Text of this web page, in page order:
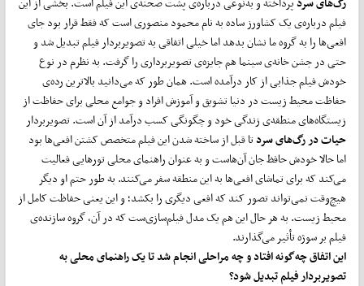
فیلم درباره‌ی یک کشاورز ساده به نام محمود منصوری است که فقط قرار بود جای
افعی‌ها را به گروه ما نشان بدهد اما خیلی اتفاقی به تصویربردار فیلم تبدیل شد و
حتی در جشن خانه‌ی سینما هم جایزه‌ی تصویربرداری را گرفت. به نظرم در نوع
خودش فیلم جذابی‌ از کار درآمده است. همان طور که می‌دانید بالاترین رده‌ی
حفاظت محیط زیست در دنیا تشویق و آموزش افراد و جوامع محلی برای حفاظت از
زیستگاه‌های منطقه‌ی زندگی خود و چگونگی کسب درآمد از آن است. تصویربردار
حیات در رگهای سردتا قبل از ساخته شدن این فیلم متخصص کشتن افعی‌ها بود
اما حالا خودش حافظ جان آن‌هاست و به عنوان راهنمای محلی تورهایی فعالیت
می‌کند که برای تماشای افعی‌ها به این منطقه سفر می‌کنند. به طور حتم او دیگر
هیچ‌وقت نمی‌تواند تصور کند که افعی دیگری را بکشد؛ و این یعنی حفاظت کامل از
محیط زیست. به هر حال این هم یک مدل فیلم‌سازی‌ست که در آن، گروه سازنده‌ی
فیلم بر سوژه تأثیر می‌گذارند.
این اتفاق چهگونه افتاد و چه مراحلی انجام شد تا یک راهنمای محلی به
تصویربردار فیلم تبدیل شود؟